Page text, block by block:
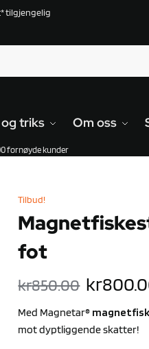
tilgjengelig
triks Om oss
fornøyde kunder
Tilbud!
fot
kr850.00 kr
Med Magnetar®
mot dyptliggende skatter!